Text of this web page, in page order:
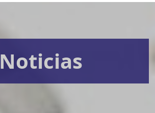
Noticias